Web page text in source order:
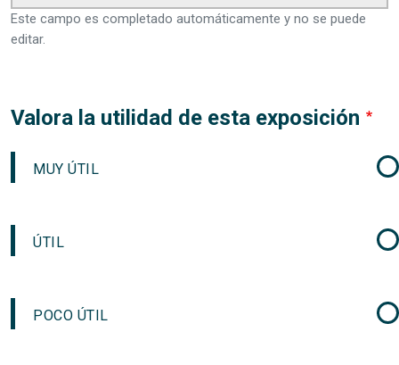
Este campo es completado automáticamente y no se puede
editar.
Valora la utilidad de esta exposición
MUY ÚTIL
ÚTIL
POCO ÚTIL